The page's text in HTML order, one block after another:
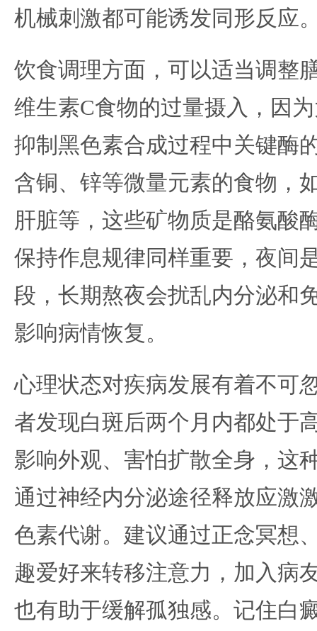
机械刺激都可能诱发同形反应
饮食调理方面，可以适当调整
维生素C食物的过量摄入，因
抑制黑色素合成过程中关键酶
含铜、锌等微量元素的食物，
肝脏等，这些矿物质是酪氨酸
保持作息规律同样重要，夜间
段，长期熬夜会扰乱内分泌和
影响病情恢复。
心理状态对疾病发展有着不可
者发现白斑后两个月内都处于
影响外观、害怕扩散全身，这
通过神经内分泌途径释放应激
色素代谢。建议通过正念冥想
趣爱好来转移注意力，加入病
也有助于缓解孤独感。记住白